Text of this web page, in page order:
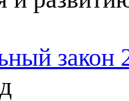
закон